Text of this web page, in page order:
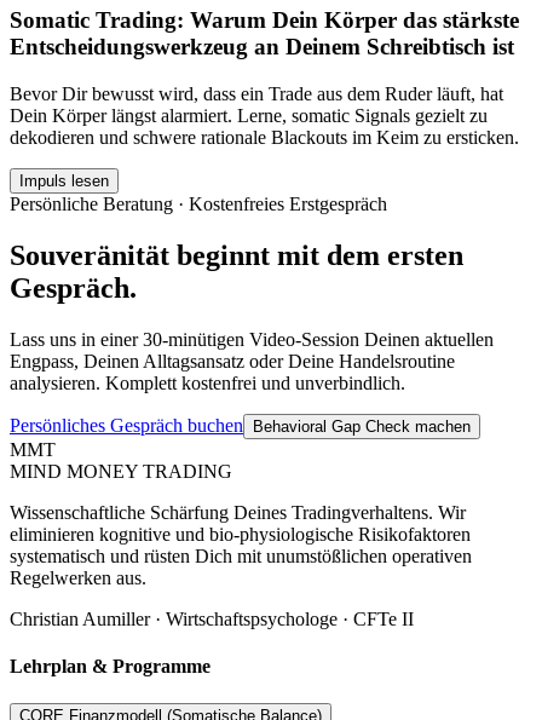
Somatic Trading: Warum Dein Körper das stärkste
Entscheidungswerkzeug an Deinem Schreibtisch ist
Bevor Dir bewusst wird, dass ein Trade aus dem Ruder läuft, hat
Dein Körper längst alarmiert. Lerne, somatic Signals gezielt zu
dekodieren und schwere rationale Blackouts im Keim zu ersticken.
Impuls lesen
Persönliche Beratung · Kostenfreies Erstgespräch
Souveränität beginnt mit dem ersten
Gespräch.
Lass uns in einer 30-minütigen Video-Session Deinen aktuellen
Engpass, Deinen Alltagsansatz oder Deine Handelsroutine
analysieren. Komplett kostenfrei und unverbindlich.
Persönliches Gespräch buchen Behavioral Gap Check machen
MMT
MIND MONEY TRADING
Wissenschaftliche Schärfung Deines Tradingverhaltens. Wir
eliminieren kognitive und bio-physiologische Risikofaktoren
systematisch und rüsten Dich mit unumstößlichen operativen
Regelwerken aus.
Christian Aumiller · Wirtschaftspsychologe · CFTe II
Lehrplan & Programme
CORE Finanzmodell (Somatische Balance)